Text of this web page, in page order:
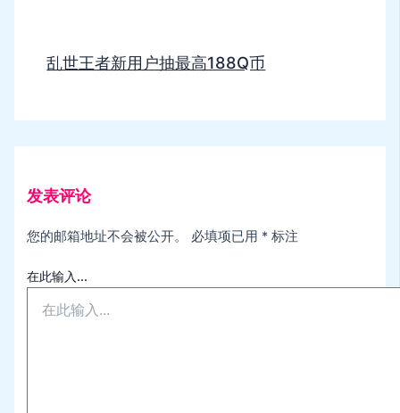
乱世王者新用户抽最高188Q币
发表评论
您的邮箱地址不会被公开。 必填项已用 * 标注
在此输入...